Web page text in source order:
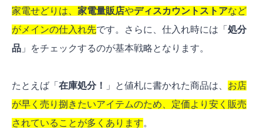
家電せどりは、 家電量販店やディスカウントストアなど
がメインの仕入れ先です。さらに、仕入れ時には「 処分
品 」をチェックするのが基本戦略となります。
たとえば「 在庫処分！ 」と値札に書かれた商品は、 お店
が早く売り捌きたいアイテムのため、定価より安く販売
されていることが多くあります。